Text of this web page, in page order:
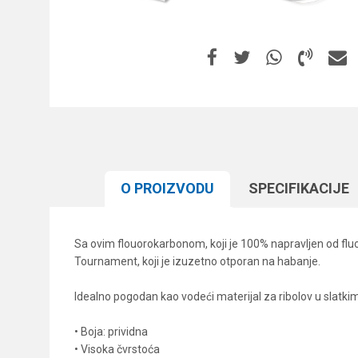
O PROIZVODU SPECIFIKACIJЕ
Sa ovim flouorokarbonom, koji je 100% napravljen od
Tournament, koji je izuzetno otporan na habanje.
Idealno pogodan kao vodeći materijal za ribolov u
• Boja: prividna
• Visoka čvrstoća